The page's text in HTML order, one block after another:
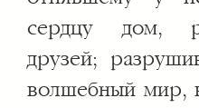
сердцу дом,
друзей;
волшебный мир,